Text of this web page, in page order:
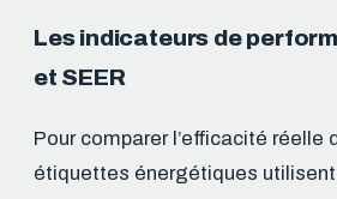
Les indicateurs de
et SEER
Pour comparer l’efficacité réelle
étiquettes énergétiques